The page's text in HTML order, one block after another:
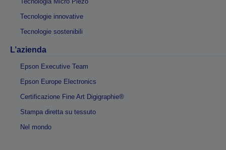
Tecnologie innovative
Tecnologie sostenibili
L’azienda
Epson Executive Team
Epson Europe Electronics
Certificazione Fine Art Digigraphie®
Stampa diretta su tessuto
Nel mondo